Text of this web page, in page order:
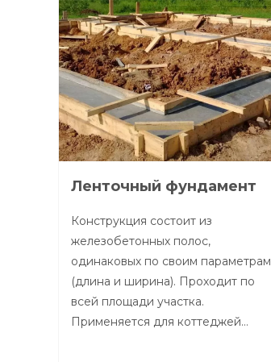
Ленточный фундамент
Конструкция состоит из
железобетонных полос,
одинаковых по своим параметрам
(длина и ширина). Проходит по
всей площади участка.
Применяется для коттеджей…